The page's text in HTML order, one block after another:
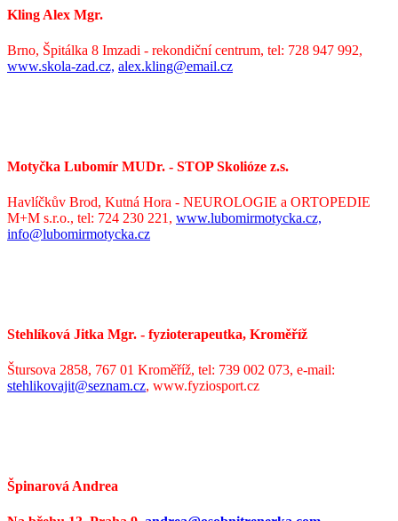
Kling Alex Mgr.
Brno, Špitálka 8 Imzadi - rekondiční centrum, tel: 728 947 992,
www.skola-zad.cz, alex.kling@email.cz
Motyčka Lubomír MUDr. - STOP Skolióze z.s.
Havlíčkův Brod, Kutná Hora - NEUROLOGIE a ORTOPEDIE
M+M s.r.o., tel: 724 230 221, www.lubomirmotycka.cz,
info@lubomirmotycka.cz
Stehlíková Jitka Mgr. - fyzioterapeutka, Kroměříž
Štursova 2858, 767 01 Kroměříž, tel: 739 002 073, e-mail:
stehlikovajit@seznam.cz, www.fyziosport.cz
Špinarová Andrea